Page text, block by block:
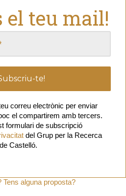
el teu mail!
correu electrònic per enviar
el compartirem amb tercers.
formulari de subscripció
del Grup per la Recerca
Castelló.
Tens alguna proposta?